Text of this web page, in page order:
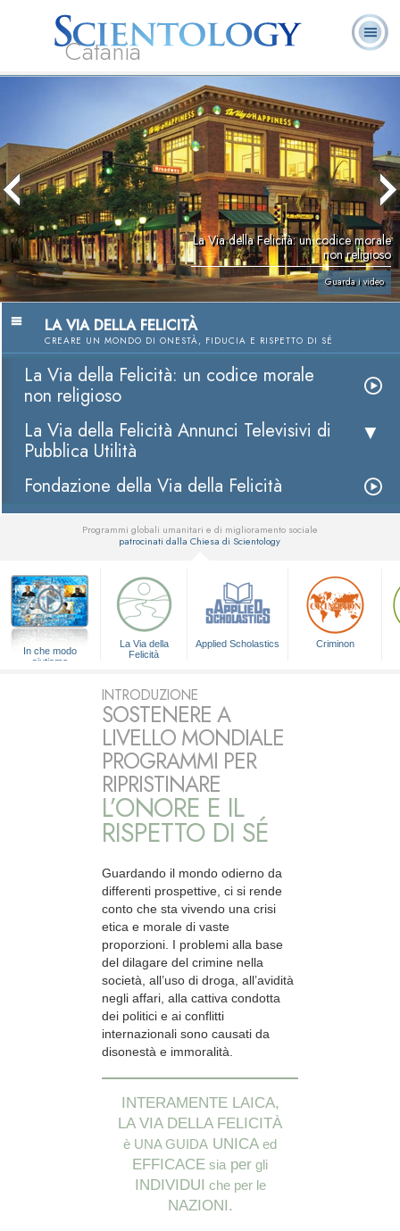
Catania
Scientology?
Volontari
La Via della Felicità: un codice morale
non religioso
Guarda i video
LA VIA DELLA FELICITÀ
CREARE UN MONDO DI ONESTÀ, FIDUCIA E RISPETTO DI SÉ
La Via della Felicità: un codice morale
non religioso
La Via della Felicità Annunci Televisivi di
Pubblica Utilità
Fondazione della Via della Felicità
Programmi globali umanitari e di miglioramento sociale
patrocinati dalla Chiesa di Scientology
In che modo
aiutiamo
La Via della
Felicità
Applied Scholastics Criminon
INTRODUZIONE
SOSTENERE A
LIVELLO MONDIALE
PROGRAMMI PER
RIPRISTINARE
L’ONORE E IL
RISPETTO DI SÉ
Guardando il mondo odierno da
differenti prospettive, ci si rende
conto che sta vivendo una crisi
etica e morale di vaste
proporzioni. I problemi alla base
del dilagare del crimine nella
società, all’uso di droga, all’avidità
negli affari, alla cattiva condotta
dei politici e ai conflitti
internazionali sono causati da
disonestà e immoralità.
INTERAMENTE LAICA,
LA VIA DELLA FELICITÀ
è UNA GUIDA UNICA ed
EFFICACE siaper gli
INDIVIDUI che per le
NAZIONI.